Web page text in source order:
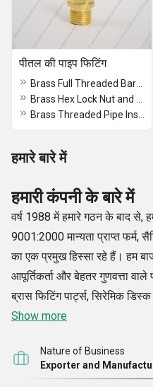
पीतल की पाइप फिटिंग
हमारे बारे में
हमारी कंपनी के बारे में
वर्ष 1988 में हमारे गठन के बाद से,
9001:2000 मान्यता प्राप्त फर्म,
का एक प्रमुख हिस्सा रहे हैं। हम
आपूर्तिकर्ता और बेहतर गुणवत्ता
ब्रास फिटिंग पार्ट्स, सिरेमिक
सेनेटरी फिटिंग और ब्रास
विशेषज्ञों द्वारा ए ग्रेड धातुओं,
से तैयार किया गया है।
Show more
Nature of Business
Exporter and